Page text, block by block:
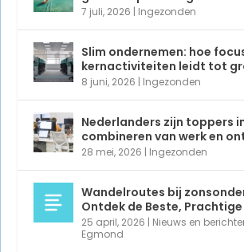
7 juli, 2026 | Ingezonden
Slim ondernemen: hoe
kernactiviteiten leidt tot
8 juni, 2026 | Ingezonden
Nederlanders zijn toppers
combineren van werk en
28 mei, 2026 | Ingezonden
Wandelroutes bij
Ontdek de Beste, Prachtige
25 april, 2026 | Nieuws en
Egmond